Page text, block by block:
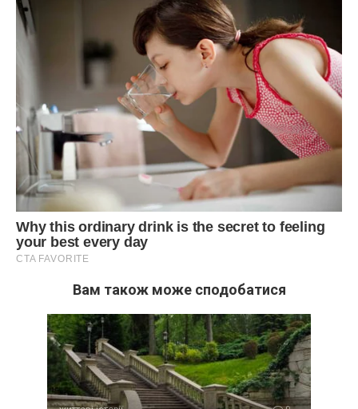
Вам також може сподобатися